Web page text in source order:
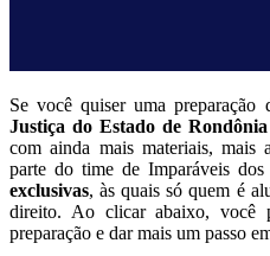
Se você quiser uma preparação
Justiça do Estado de Rondônia
com ainda mais materiais, mais
parte do time de Imparáveis
exclusivas, às quais só quem é
direito. Ao clicar abaixo, você
preparação e dar mais um passo